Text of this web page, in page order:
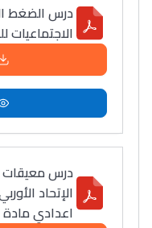
دليل التوجيه
التوجيه بالثانوي و
درس الضغط
الاجتماعيات
درس معيقات
الإتحاد
اعدادي مادة